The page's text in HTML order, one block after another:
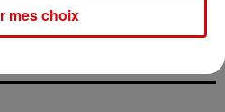
mes choix